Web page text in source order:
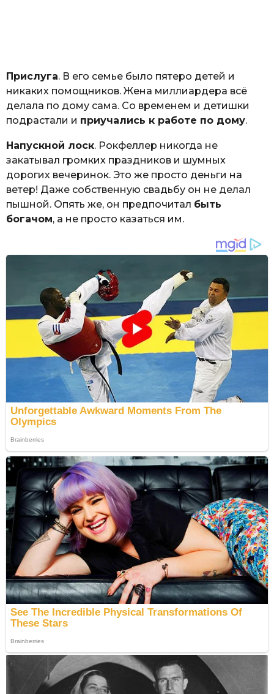
Прислуга. В его семье было пятеро детей и
никаких помощников. Жена миллиардера всё
делала по дому сама. Со временем и детишки
подрастали и приучались к работе по дому.
Напускной лоск. Рокфеллер никогда не
закатывал громких праздников и шумных
дорогих вечеринок. Это же просто деньги на
ветер! Даже собственную свадьбу он не делал
пышной. Опять же, он предпочитал быть
богачом, а не просто казаться им.